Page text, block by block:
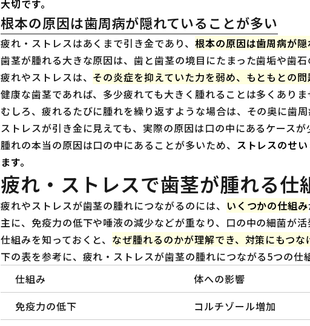
大切です。
根本の原因は歯周病が隠れていることが多い
疲れ・ストレスはあくまで引き金であり、 根本の原因は歯周病が
歯茎が腫れる大きな原因は、歯と歯茎の境目にたまった歯垢や歯
疲れやストレスは、 その炎症を抑えていた力を弱め、もともとの
健康な歯茎であれば、多少疲れても大きく腫れることは多くありま
むしろ、疲れるたびに腫れを繰り返すような場合は、その奥に歯周
ストレスが引き金に見えても、実際の原因は口の中にあるケースが
腫れの本当の原因は口の中にあることが多いため、 ストレスのせ
ます。
疲れ・ストレスで歯茎が腫れる仕
疲れやストレスが歯茎の腫れにつながるのには、 いくつかの仕組み
主に、免疫力の低下や唾液の減少などが重なり、口の中の細菌が活
仕組みを知っておくと、 なぜ腫れるのかが理解でき、対策にもつな
下の表を参考に、疲れ・ストレスが歯茎の腫れにつながる5つの仕
仕組み
体への影響
免疫力の低下
コルチゾール増加